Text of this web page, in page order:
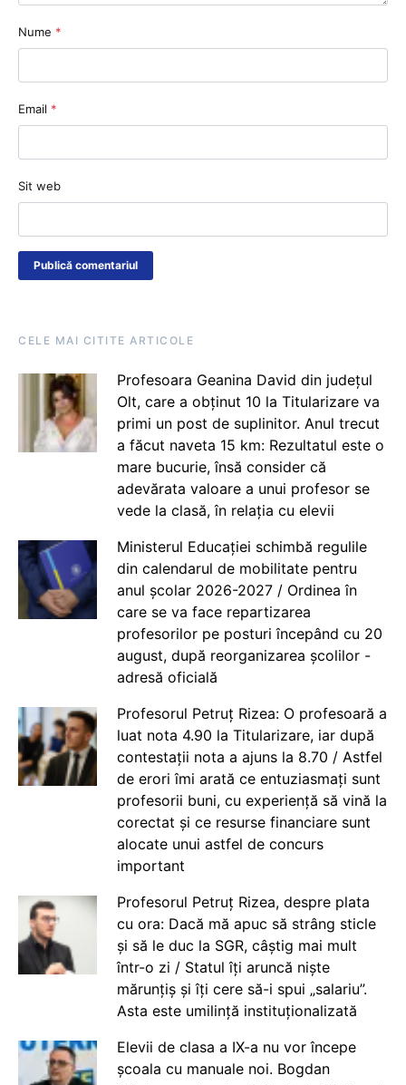
Nume *
Email *
Sit web
CELE MAI CITITE ARTICOLE
Profesoara Geanina David din județul
Olt, care a obținut 10 la Titularizare va
primi un post de suplinitor. Anul trecut
a făcut naveta 15 km: Rezultatul este o
mare bucurie, însă consider că
adevărata valoare a unui profesor se
vede la clasă, în relația cu elevii
Ministerul Educației schimbă regulile
din calendarul de mobilitate pentru
anul școlar 2026-2027 / Ordinea în
care se va face repartizarea
profesorilor pe posturi începând cu 20
august, după reorganizarea școlilor -
adresă oficială
Profesorul Petruț Rizea: O profesoară a
luat nota 4.90 la Titularizare, iar după
contestații nota a ajuns la 8.70 / Astfel
de erori îmi arată ce entuziasmați sunt
profesorii buni, cu experiență să vină la
corectat și ce resurse financiare sunt
alocate unui astfel de concurs
important
Profesorul Petruț Rizea, despre plata
cu ora: Dacă mă apuc să strâng sticle
și să le duc la SGR, câștig mai mult
într-o zi / Statul îți aruncă niște
mărunțiș și îți cere să-i spui „salariu”.
Asta este umilință instituționalizată
Elevii de clasa a IX-a nu vor începe
școala cu manuale noi. Bogdan